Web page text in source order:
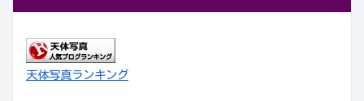
天体写真ランキング